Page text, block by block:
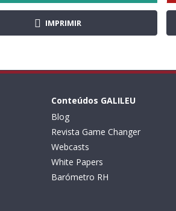
IMPRIMIR
Conteúdos GALILEU
Blog
Revista Game Changer
Webcasts
White Papers
Barómetro RH